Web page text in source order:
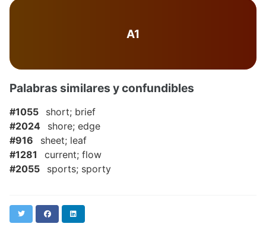
A1
Palabras similares y confundibles
#1055
short; brief
#2024
shore; edge
#916
sheet; leaf
#1281
current; flow
#2055
sports; sporty
Twitter Facebook